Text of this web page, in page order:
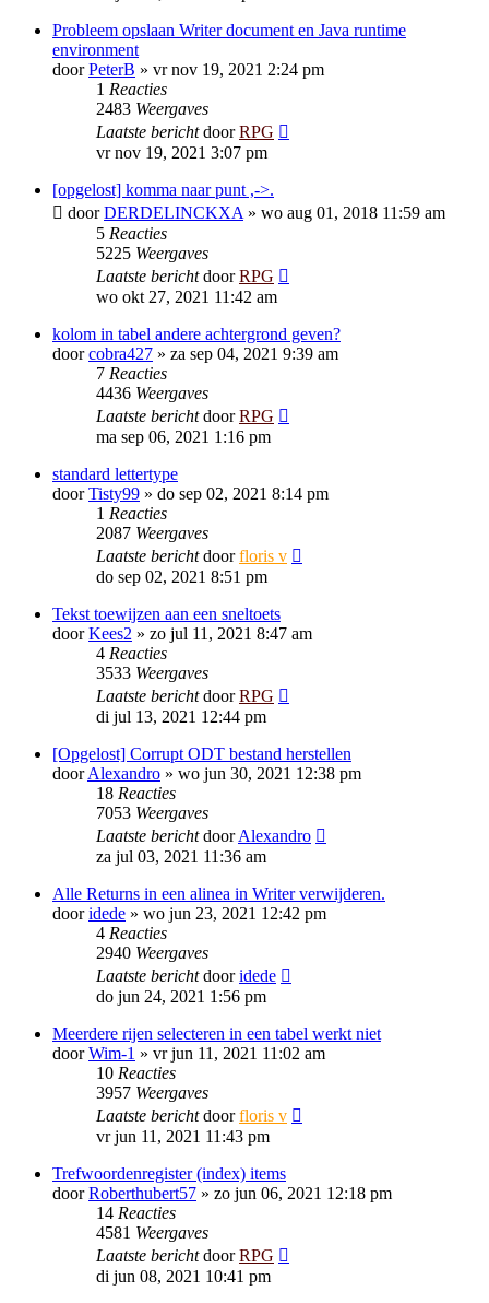
Probleem opslaan Writer document en Java runtime
environment
doorPeterB » vr nov 19, 2021 2:24 pm
1 Reacties
2483 Weergaves
Laatste berichtdoorRPG
vr nov 19, 2021 3:07 pm
[opgelost] komma naar punt ,->.
doorDERDELINCKXA » wo aug 01, 2018 11:59 am
5 Reacties
5225 Weergaves
Laatste berichtdoorRPG
wo okt 27, 2021 11:42 am
kolom in tabel andere achtergrond geven?
doorcobra427 » za sep 04, 2021 9:39 am
7 Reacties
4436 Weergaves
Laatste berichtdoorRPG
ma sep 06, 2021 1:16 pm
standard lettertype
doorTisty99 » do sep 02, 2021 8:14 pm
1 Reacties
2087 Weergaves
Laatste berichtdoorfloris v
do sep 02, 2021 8:51 pm
Tekst toewijzen aan een sneltoets
doorKees2 » zo jul 11, 2021 8:47 am
4 Reacties
3533 Weergaves
Laatste berichtdoorRPG
di jul 13, 2021 12:44 pm
[Opgelost] Corrupt ODT bestand herstellen
doorAlexandro » wo jun 30, 2021 12:38 pm
18 Reacties
7053 Weergaves
Laatste berichtdoorAlexandro
za jul 03, 2021 11:36 am
Alle Returns in een alinea in Writer verwijderen.
dooridede » wo jun 23, 2021 12:42 pm
4 Reacties
2940 Weergaves
Laatste berichtdooridede
do jun 24, 2021 1:56 pm
Meerdere rijen selecteren in een tabel werkt niet
doorWim-1 » vr jun 11, 2021 11:02 am
10 Reacties
3957 Weergaves
Laatste berichtdoorfloris v
vr jun 11, 2021 11:43 pm
Trefwoordenregister (index) items
doorRoberthubert57 » zo jun 06, 2021 12:18 pm
14 Reacties
4581 Weergaves
Laatste berichtdoorRPG
di jun 08, 2021 10:41 pm